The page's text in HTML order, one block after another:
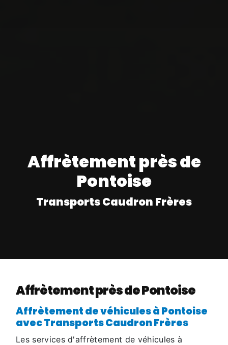
Affrètement près de
Pontoise
Transports Caudron Frères
Affrètement près de Pontoise
Affrètement de véhicules à Pontoise
avec Transports Caudron Frères
Les services d'affrètement de véhicules à